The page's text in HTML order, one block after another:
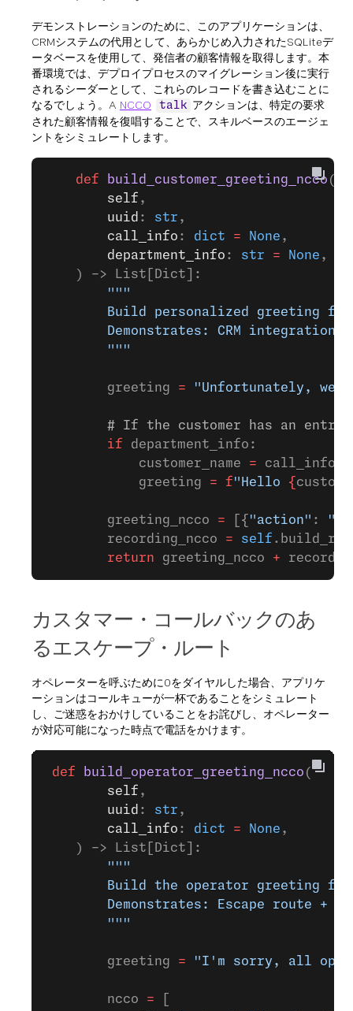
デモンストレーションのために、このアプリケーションは、
CRMシステムの代用として、あらかじめ入力されたSQLiteデ
ータベースを使用して、発信者の顧客情報を取得します。本
番環境では、デプロイプロセスのマイグレーション後に実行
されるシーダーとして、これらのレコードを書き込むことに
なるでしょう。A NCCO talk アクションは、特定の要求
された顧客情報を復唱することで、スキルベースのエージェ
ントをシミュレートします。
    def
build_customer_greeting_ncco (
        self
,
        uuid
: str ,
        call_info
: dict = None ,
        department_info
: str = None ,
    ) -> List[Dict]:
        """
Build personalized greeting
Demonstrates: CRM integration
        """
        greeting
= "Unfortunately, we
# If the customer has an entry
        if
department_info:
            customer_name
=
            greeting
= f"Hello {
        greeting_ncco
= [{ "action" :
        recording_ncco
= self
        return
greeting_ncco +
カスタマー・コールバックのあ
るエスケープ・ルート
オペレーターを呼ぶために0をダイヤルした場合、アプリケ
ーションはコールキューが一杯であることをシミュレート
し、ご迷惑をおかけしていることをお詫びし、オペレーター
が対応可能になった時点で電話をかけます。
def build_operator_greeting_ncco (
        self
,
        uuid
: str ,
        call_info
: dict = None ,
    ) -> List[Dict]:
        """
Build the operator greeting
Demonstrates: Escape route +
        """
        greeting
= "I'm sorry, all
        ncco
=